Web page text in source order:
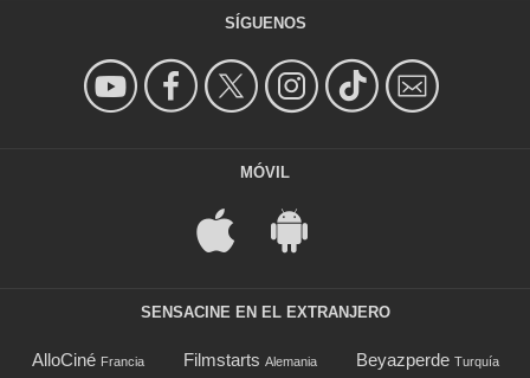
SÍGUENOS
MÓVIL
SENSACINE EN EL EXTRANJERO
AlloCiné Francia Filmstarts Alemania Beyazperde Turquía